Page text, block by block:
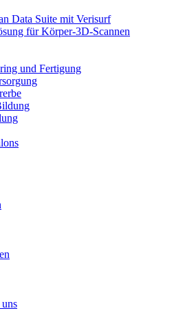
Data Suite mit Verisurf
für Körper-3D-Scannen
und Fertigung